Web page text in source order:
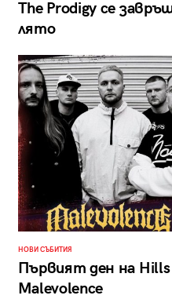
The Prodigy се
лято
НОВИ СЪБИТИЯ
Първият ден на Hills
Malevolence